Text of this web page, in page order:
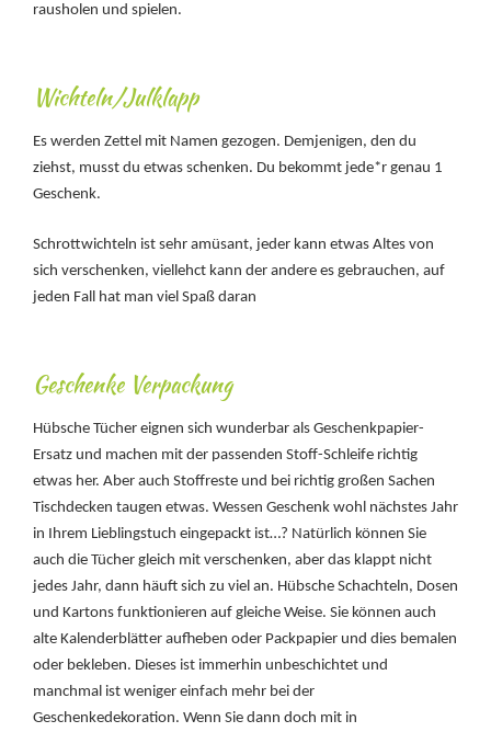
rausholen und spielen.
Wichteln/Julklapp
Es werden Zettel mit Namen gezogen. Demjenigen, den du
ziehst, musst du etwas schenken. Du bekommt jede*r genau 1
Geschenk.
Schrottwichteln ist sehr amüsant, jeder kann etwas Altes von
sich verschenken, viellehct kann der andere es gebrauchen, auf
jeden Fall hat man viel Spaß daran
Geschenke Verpackung
Hübsche Tücher eignen sich wunderbar als Geschenkpapier-
Ersatz und machen mit der passenden Stoff-Schleife richtig
etwas her. Aber auch Stoffreste und bei richtig großen Sachen
Tischdecken taugen etwas. Wessen Geschenk wohl nächstes Jahr
in Ihrem Lieblingstuch eingepackt ist…? Natürlich können Sie
auch die Tücher gleich mit verschenken, aber das klappt nicht
jedes Jahr, dann häuft sich zu viel an. Hübsche Schachteln, Dosen
und Kartons funktionieren auf gleiche Weise. Sie können auch
alte Kalenderblätter aufheben oder Packpapier und dies bemalen
oder bekleben. Dieses ist immerhin unbeschichtet und
manchmal ist weniger einfach mehr bei der
Geschenkedekoration. Wenn Sie dann doch mit in